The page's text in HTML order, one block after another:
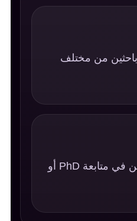
من مختلف
خيار مناسب للراغبين في متابعة PhD أو